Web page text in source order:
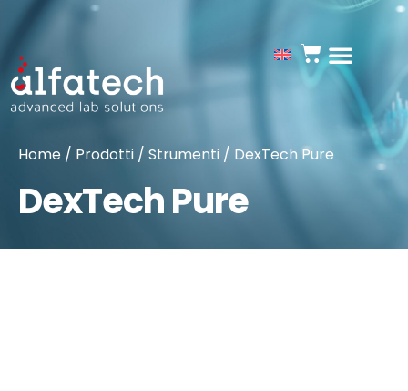
Home / Prodotti / Strumenti / DexTech Pure
DexTech Pure